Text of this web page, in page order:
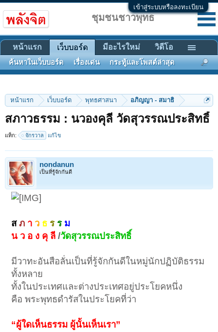
เข้าสู่ระบบหรือลงทะเบียน
หน้าแรก เว็บบอร์ด พุทธศาสนา อภิญญา - สมาธิ
สภาวธรรม : นวองคุลี วัดสุวรรณประสิทธิ์
แท็ก: จักรวาล แก้ไข
nondanun
เป็นที่รู้จักกันดี
สภ า ว ธ ร ร ม
น ว อ ง คุ ลี/วัดสุวรรณประสิทธิ์
มีวาทะอันสือลั่นเป็นที่รู้จักกันดีในหมู่นักปฏิบัติธรรม
ทั้งหลาย
ทั้งในประเทศและต่างประเทศอยู่ประโยคหนึ่ง
คือ พระพุทธดำรัสในประโยคที่ว่า
“ผู้ใดเห็นธรรม ผู้นั้นเห็นเรา”
ชุมชนชาวพุทธ
หน้าแรก เว็บบอร์ด
ค้นหาในเว็บบอร์ด เรื่องเด่น กระทู้และโพสต์ล่าสุด
มีอะไรใหม่ วิดีโอ